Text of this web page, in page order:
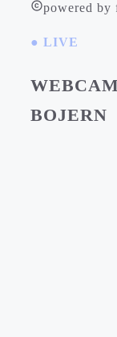
powered by
● LIVE
BOJERN